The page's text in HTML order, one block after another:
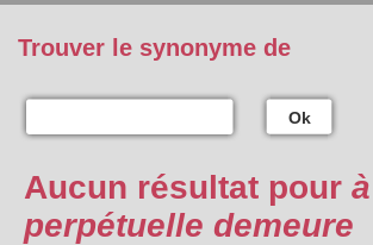
Trouver le synonyme de
Ok
Aucun résultat pour à
perpétuelle demeure